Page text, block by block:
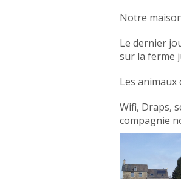
Notre
Le dernier
sur la ferme
Les animaux
Wifi, Draps,
compagnie